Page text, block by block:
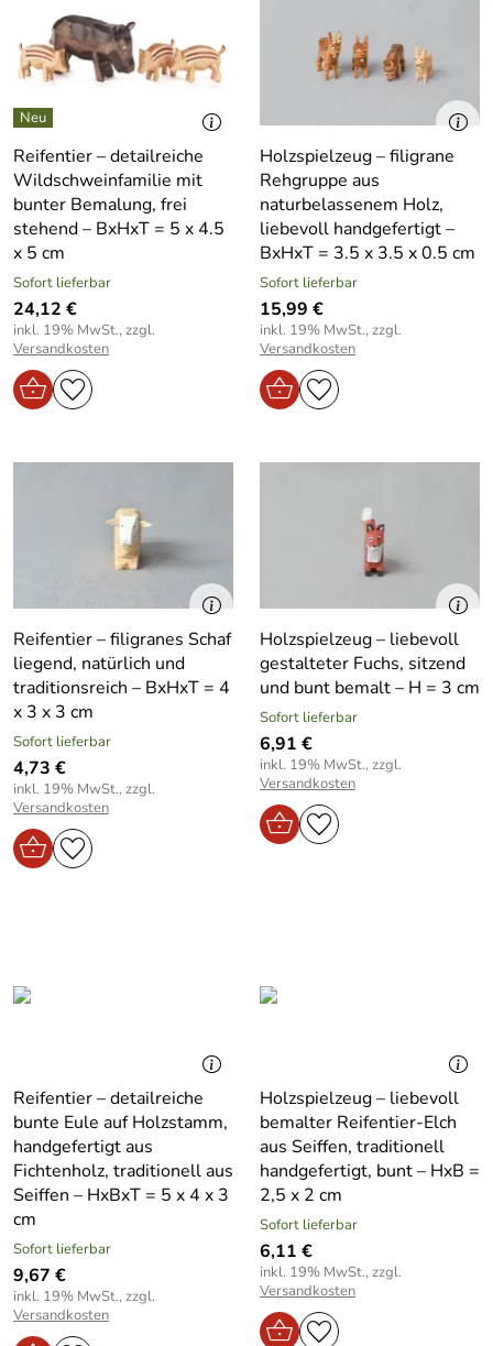
Reifentier – detailreiche
Wildschweinfamilie mit
bunter Bemalung, frei
stehend – BxHxT = 5 x 4.5
x 5 cm
Sofort lieferbar
24,12 €
inkl. 19% MwSt., zzgl.
Versandkosten
Holzspielzeug – filigrane
Rehgruppe aus
naturbelassenem Holz,
liebevoll handgefertigt –
BxHxT = 3.5 x 3.5 x 0.5 cm
Sofort lieferbar
15,99 €
inkl. 19% MwSt., zzgl.
Versandkosten
Reifentier – filigranes Schaf
liegend, natürlich und
traditionsreich – BxHxT = 4
x 3 x 3 cm
Sofort lieferbar
4,73 €
inkl. 19% MwSt., zzgl.
Versandkosten
Holzspielzeug – liebevoll
gestalteter Fuchs, sitzend
und bunt bemalt – H = 3 cm
Sofort lieferbar
6,91 €
inkl. 19% MwSt., zzgl.
Versandkosten
Reifentier – detailreiche
bunte Eule auf Holzstamm,
handgefertigt aus
Fichtenholz, traditionell aus
Seiffen – HxBxT = 5 x 4 x 3
cm
Sofort lieferbar
9,67 €
inkl. 19% MwSt., zzgl.
Versandkosten
Holzspielzeug – liebevoll
bemalter Reifentier-Elch
aus Seiffen, traditionell
handgefertigt, bunt – HxB =
2,5 x 2 cm
Sofort lieferbar
6,11 €
inkl. 19% MwSt., zzgl.
Versandkosten